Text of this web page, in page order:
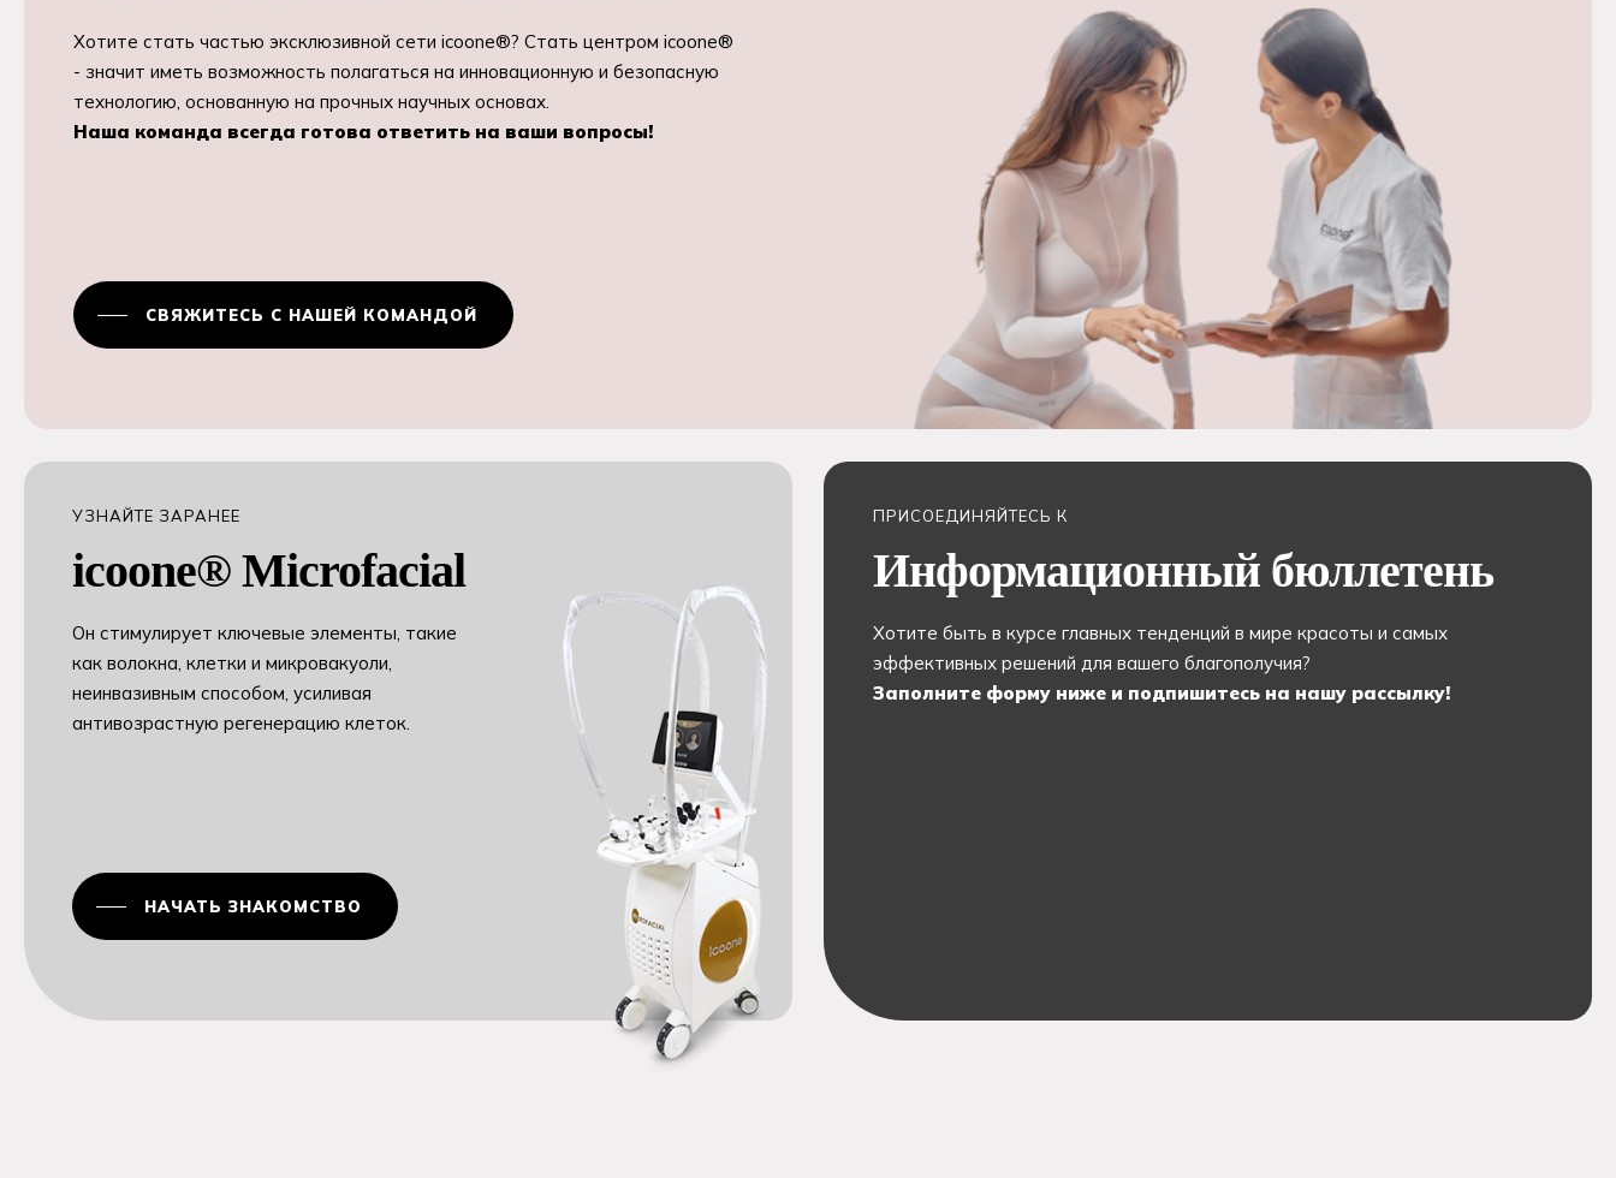
Хотите стать частью эксклюзивной сети icoone®? Стать центром icoone®
- значит иметь возможность полагаться на инновационную и безопасную
технологию, основанную на прочных научных основах.
Наша команда всегда готова ответить на ваши вопросы!
СВЯЖИТЕСЬ С НАШЕЙ КОМАНДОЙ
УЗНАЙТЕ ЗАРАНЕЕ
icoone® Microfacial
Он стимулирует ключевые элементы, такие
как волокна, клетки и микровакуоли,
неинвазивным способом, усиливая
антивозрастную регенерацию клеток.
НАЧАТЬ ЗНАКОМСТВО
ПРИСОЕДИНЯЙТЕСЬ К
Информационный бюллетень
Хотите быть в курсе главных тенденций в мире красоты и самых
эффективных решений для вашего благополучия?
Заполните форму ниже и подпишитесь на нашу рассылку!